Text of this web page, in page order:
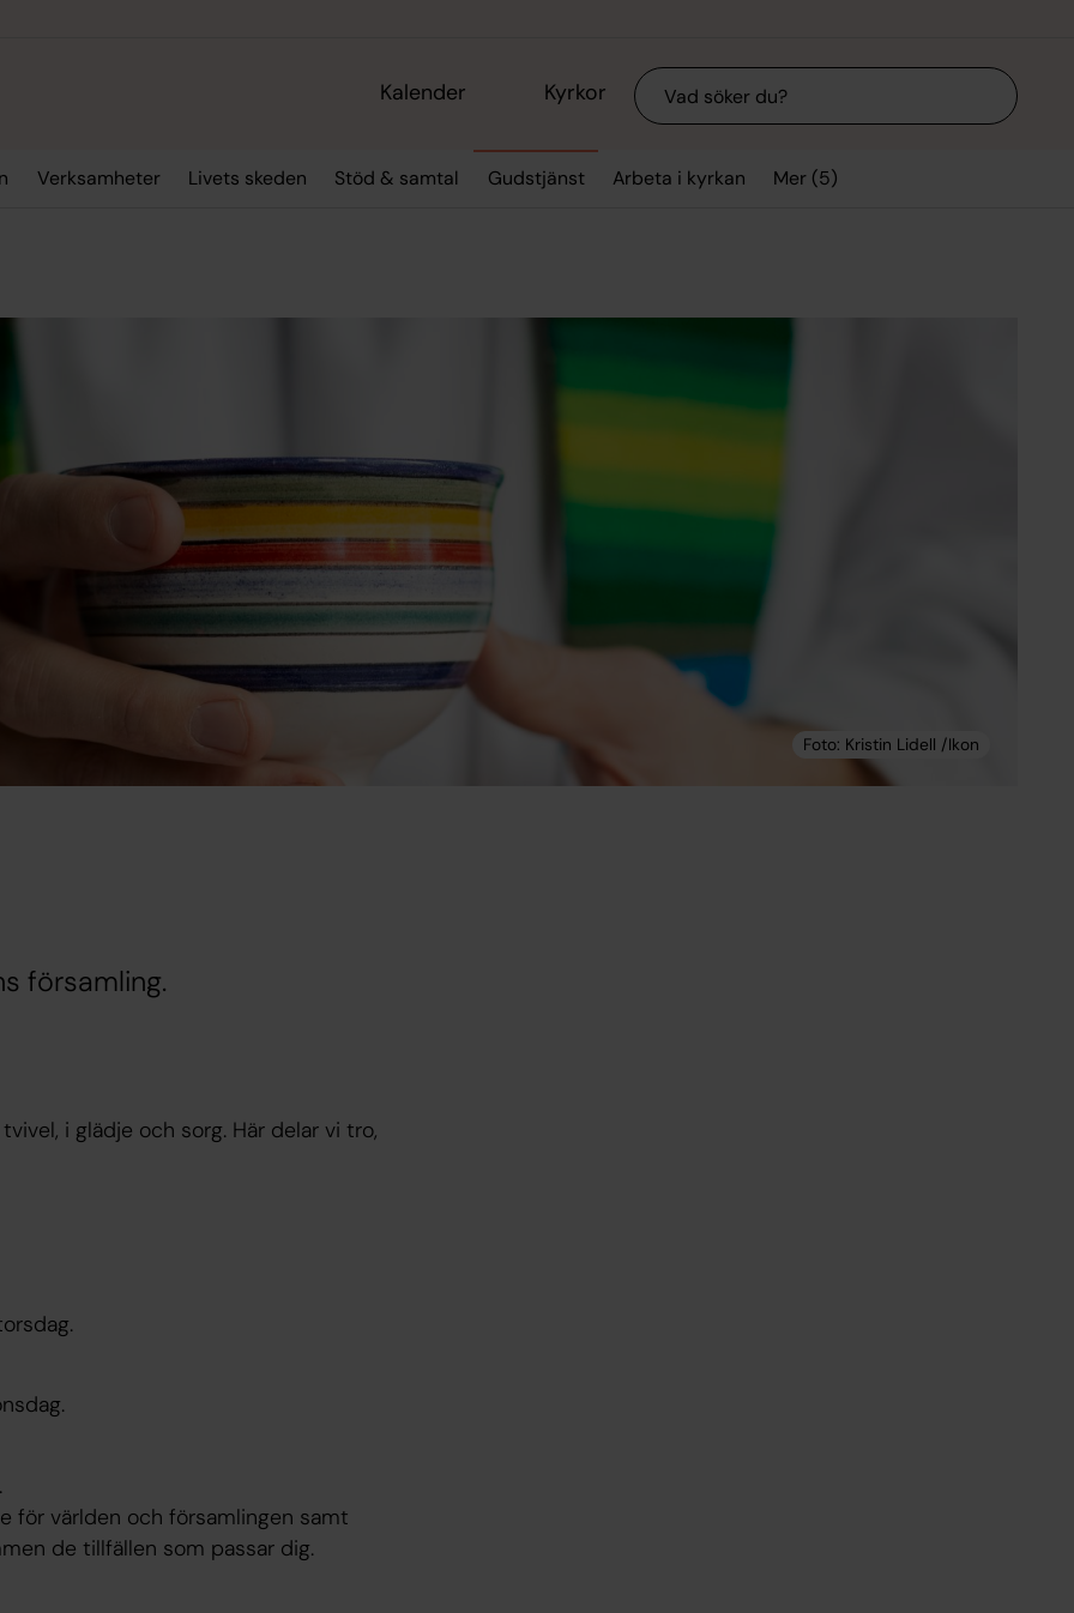
Kalender Kyrkor Sök
Verksamheter Livets skeden Stöd & samtal Gudstjänst Arbeta i kyrkan Mer (5)
församling.
i glädje och sorg. Här delar vi tro,
för världen och församlingen samt
de tillfällen som passar dig.